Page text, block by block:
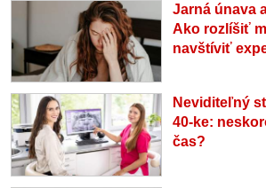
Jarná únava
Ako rozlíšiť
navštíviť
Neviditeľný
40-ke:
čas?